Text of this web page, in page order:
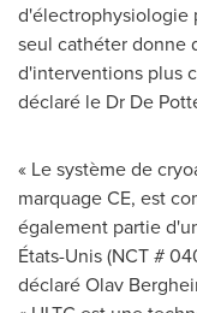
d'électrophysiologie
seul cathéter donne
d'interventions plus
déclaré le Dr De
« Le système de
marquage CE, est
également partie
États-Unis (NCT #
déclaréOlav